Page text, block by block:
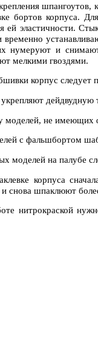
шпангоутов,
бортов корпуса.
ей эластичности.
временно
нумеруют и
мелкими гвоздями.
корпус следует
дейдвудную
моделей, не имеющих
с фальшбортом
моделей на палубе
корпуса
и снова шпаклюют
нитрокраской